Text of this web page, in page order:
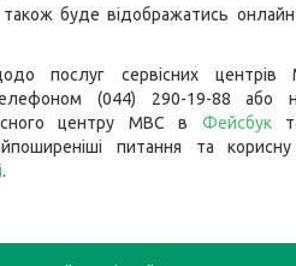
буде відображатись онлайн
послуг сервісних
(044) 290-19-88 або
центру МВС в Фейсбук
питання та
.